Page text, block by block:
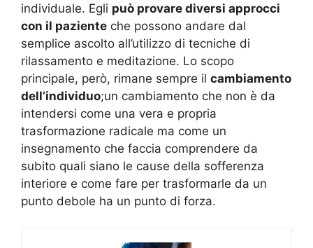
individuale. Egli può provare diversi approcci
con il paziente che possono andare dal
semplice ascolto all’utilizzo di tecniche di
rilassamento e meditazione. Lo scopo
principale, però, rimane sempre il cambiamento
dell’individuo;un cambiamento che non è da
intendersi come una vera e propria
trasformazione radicale ma come un
insegnamento che faccia comprendere da
subito quali siano le cause della sofferenza
interiore e come fare per trasformarle da un
punto debole ha un punto di forza.